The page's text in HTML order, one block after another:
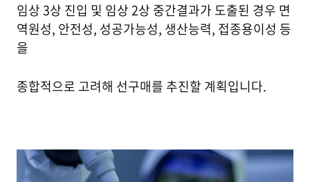
임상 3상 진입 및 임상 2상 중간결과가 도출된 경우 면
역원성, 안전성, 성공가능성, 생산능력, 접종용이성 등
을
종합적으로 고려해 선구매를 추진할 계획입니다.